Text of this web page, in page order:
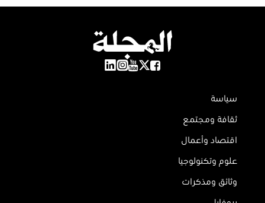
سياسة
ثقافة ومجتمع
اقتصاد وأعمال
علوم وتكنولوجيا
وثائق ومذكرات